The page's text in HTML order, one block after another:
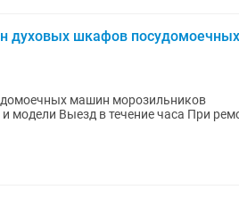
духовых шкафов посудомоечных
машин морозильников